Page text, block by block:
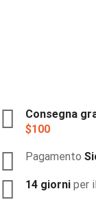
Consegna
$100
Pagamento
14 giorni per